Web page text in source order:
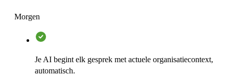
Morgen
Je AI begint elk gesprek met actuele organisatiecontext,
automatisch.